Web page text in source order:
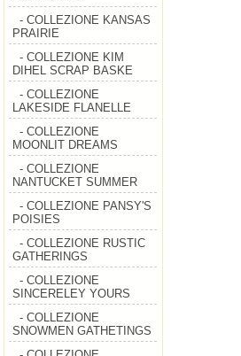
- COLLEZIONE KANSAS
PRAIRIE
- COLLEZIONE KIM
DIHEL SCRAP BASKE
- COLLEZIONE
LAKESIDE FLANELLE
- COLLEZIONE
MOONLIT DREAMS
- COLLEZIONE
NANTUCKET SUMMER
- COLLEZIONE PANSY'S
POISIES
- COLLEZIONE RUSTIC
GATHERINGS
- COLLEZIONE
SINCERELEY YOURS
- COLLEZIONE
SNOWMEN GATHETINGS